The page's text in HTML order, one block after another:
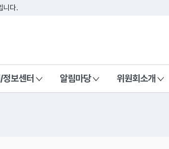
니다.
보센터 알림마당 위원회소개